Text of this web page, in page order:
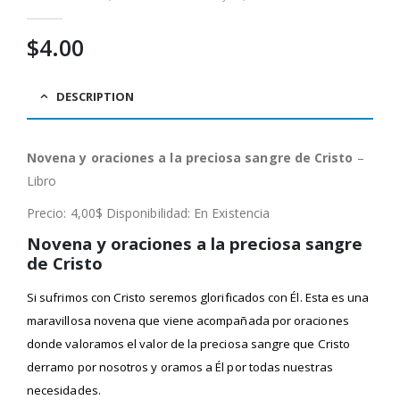
$4.00
DESCRIPTION
Novena y oraciones a la preciosa sangre de Cristo –
Libro
Precio: 4,00$ Disponibilidad: En Existencia
Novena y oraciones a la preciosa sangre
de Cristo
Si sufrimos con Cristo seremos glorificados con Él. Esta es una
maravillosa novena que viene acompañada por oraciones
donde valoramos el valor de la preciosa sangre que Cristo
derramo por nosotros y oramos a Él por todas nuestras
necesidades.